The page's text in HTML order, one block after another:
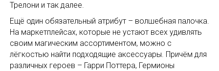
Трелони и так далее.
Ещё один обязательный атрибут – волшебная палочка.
На маркетплейсах, которые не устают всех удивлять
своим магическим ассортиментом, можно с
лёгкостью найти подходящие аксессуары. Причём для
различных героев – Гарри Поттера, Гермионы